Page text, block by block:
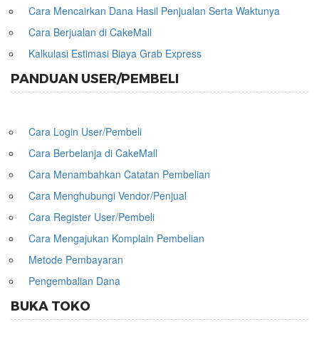
Cara Mencairkan Dana Hasil Penjualan Serta Waktunya
Cara Berjualan di CakeMall
Kalkulasi Estimasi Biaya Grab Express
PANDUAN USER/PEMBELI
Cara Login User/Pembeli
Cara Berbelanja di CakeMall
Cara Menambahkan Catatan Pembelian
Cara Menghubungi Vendor/Penjual
Cara Register User/Pembeli
Cara Mengajukan Komplain Pembelian
Metode Pembayaran
Pengembalian Dana
BUKA TOKO